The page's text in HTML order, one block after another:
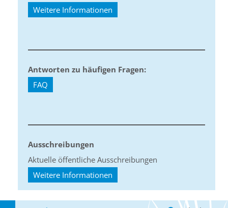
Weitere Informationen
Antworten zu häufigen Fragen:
FAQ
Ausschreibungen
Aktuelle öffentliche Ausschreibungen
Weitere Informationen